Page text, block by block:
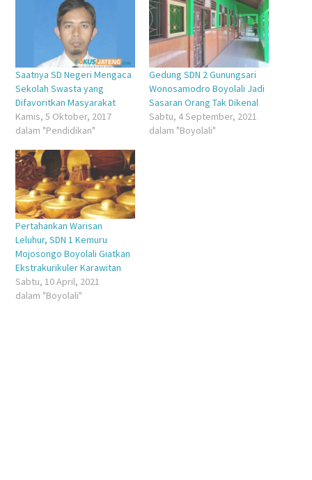
jendela
yang
baru)
jendela
yang
baru)
jendela
yang
baru)
Saatnya SD Negeri Mengaca
Sekolah Swasta yang
Difavoritkan Masyarakat
Kamis, 5 Oktober, 2017
dalam "Pendidikan"
Gedung SDN 2 Gunungsari
Wonosamodro Boyolali Jadi
Sasaran Orang Tak Dikenal
Sabtu, 4 September, 2021
dalam "Boyolali"
Pertahankan Warisan
Leluhur, SDN 1 Kemuru
Mojosongo Boyolali Giatkan
Ekstrakurikuler Karawitan
Sabtu, 10 April, 2021
dalam "Boyolali"